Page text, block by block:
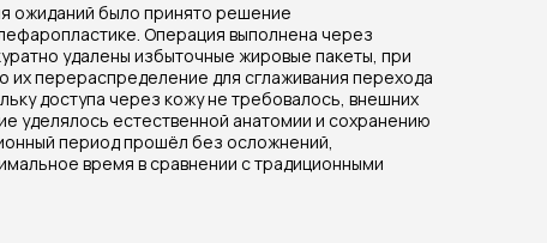
ожиданий было принято решение
Операция выполнена через
удалены избыточные жировые пакеты, при
их перераспределение для сглаживания перехода
доступа через кожу не требовалось, внешних
уделялось естественной анатомии и сохранению
период прошёл без осложнений,
время в сравнении с традиционными